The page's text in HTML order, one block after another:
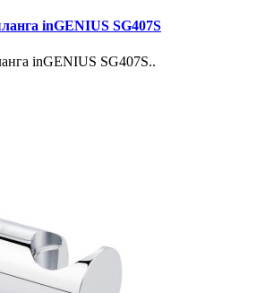
inGENIUS SG407S
inGENIUS SG407S..